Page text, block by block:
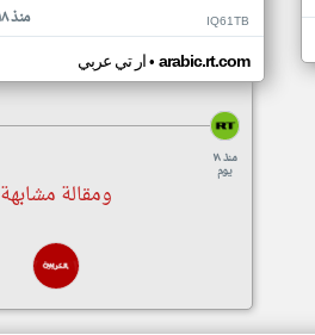
منذ ١٨ يوم IQ61TB
ار تي عربي• arabic.rt.com
منذ ١٨
يوم
ومقالة مشابهة